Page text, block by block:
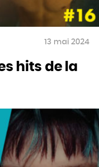
hits de la
13 mai 2024